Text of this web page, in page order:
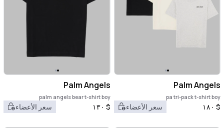
Palm Angels
pa tri-pack t-shirt boy
$ ١٨٠ سعر الأعضاء
Palm Angels
palm angels bear t-shirt boy
$ ١٣٠ سعر الأعضاء